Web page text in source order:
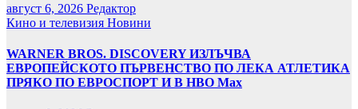
август 6, 2026 Редактор
Кино и телевизия Новини
WARNER BROS. DISCOVERY ИЗЛЪЧВА
ЕВРОПЕЙСКОТО ПЪРВЕНСТВО ПО ЛЕКА АТЛЕТИКА
ПРЯКО ПО ЕВРОСПОРТ И В НВО Мах